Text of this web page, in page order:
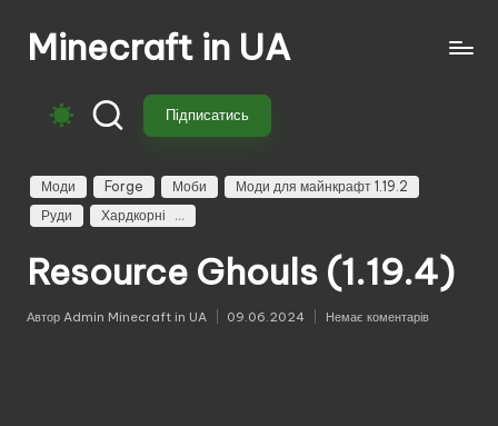
ПерейтиMinecraft in UA
свіжі
моди
Майнкрафт:
моби,
техніка,
магія.
Завантажуй
Підписатись
Моди Forge Моби
Моди для майнкрафт 1.19.2
Руди
Хардкорні
Resource Ghouls (1.19.4)
Опубліковано
Автор Admin Minecraft in UA 09.06.2024 Немає коментарів